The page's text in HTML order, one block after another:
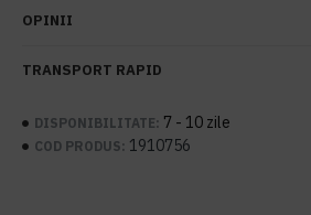
OPINII
TRANSPORT RAPID
DISPONIBILITATE: 7 - 10 zile
COD PRODUS: 1910756